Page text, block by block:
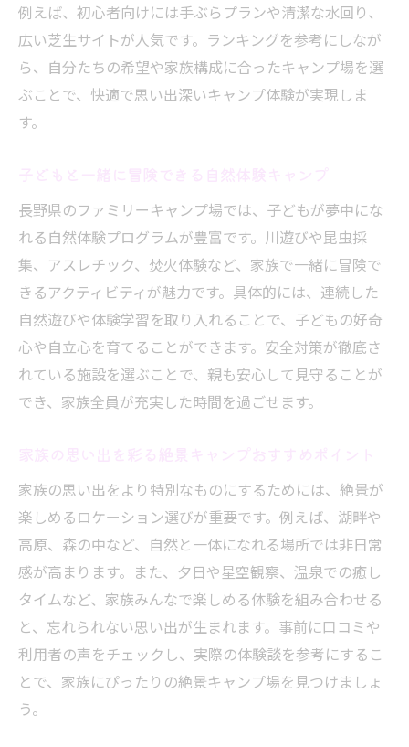
口コミで話題の穴場ファミリーキャンプ場
選び
自然豊かな隠れ家キャンプ場の探し方
長野県キャンプ場ランキングで見つける穴
初心者も安心できる長野県キャンプ場の設
備
快適なキャンプ体験を支える施設ポイント
長野県オートキャンプ場ランキングの活用
法
家族で使いやすいキャンプ場選びのコツ
設備充実のキャンプ場で安心ステイを実現
コテージ泊なら小さな子ども連れも安心
長野 キャンプ場 コテージで快適な家族旅行
小さな子ども連れに最適なコテージ泊の魅
コテージ利用で快適なキャンプ体験を実現
設備充実の長野キャンプ場コテージ選び
家族みんなが安心できるコテージ泊のポイ
例えば、初心者向けには手ぶらプランや清潔な水回り、
広い芝生サイトが人気です。ランキングを参考にしなが
ら、自分たちの希望や家族構成に合ったキャンプ場を選
ぶことで、快適で思い出深いキャンプ体験が実現しま
す。
長野県のファミリーキャンプ場では、子どもが夢中にな
れる自然体験プログラムが豊富です。川遊びや昆虫採
集、アスレチック、焚火体験など、家族で一緒に冒険で
きるアクティビティが魅力です。具体的には、連続した
自然遊びや体験学習を取り入れることで、子どもの好奇
心や自立心を育てることができます。安全対策が徹底さ
れている施設を選ぶことで、親も安心して見守ることが
でき、家族全員が充実した時間を過ごせます。
家族の思い出をより特別なものにするためには、絶景が
楽しめるロケーション選びが重要です。例えば、湖畔や
高原、森の中など、自然と一体になれる場所では非日常
感が高まります。また、夕日や星空観察、温泉での癒し
タイムなど、家族みんなで楽しめる体験を組み合わせる
と、忘れられない思い出が生まれます。事前に口コミや
利用者の声をチェックし、実際の体験談を参考にするこ
とで、家族にぴったりの絶景キャンプ場を見つけましょ
う。